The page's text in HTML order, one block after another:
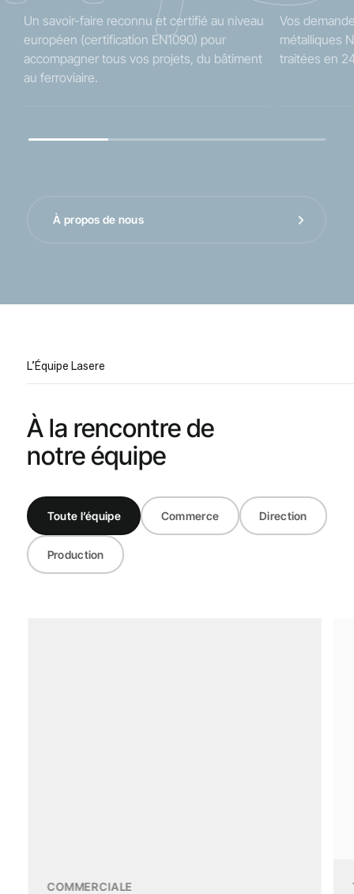
Un savoir-faire reconnu et certifié au niveau
européen (certification EN1090) pour
accompagner tous vos projets, du bâtiment
au ferroviaire.
Vos
métalliques
traitées en
À propos de nous
L’Équipe Lasere
À la rencontre de
notre équipe
Toute l’équipe Commerce Direction
Production
COMMERCIALE